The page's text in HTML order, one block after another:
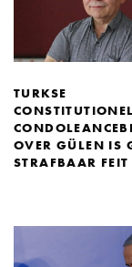
TURKSE
OVER GÜLEN IS
STRAFBAAR FEIT